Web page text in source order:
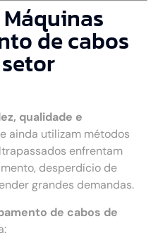
de cabos
qualidade e
ainda utilizam métodos
enfrentam
desperdício de
grandes demandas.
de cabos de